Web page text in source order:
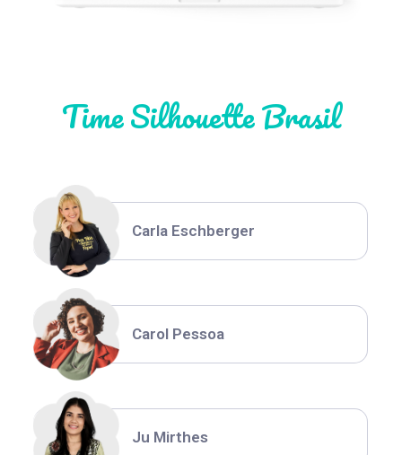
Time Silhouette Brasil
Thiara Ney
Carla Eschberger
Carol Pessoa
Ju Mirthes